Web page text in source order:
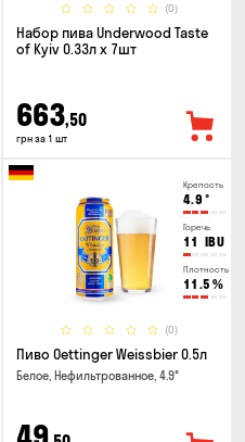
(0)
Набор пива Underwood Taste
of Kyiv 0.33л x 7шт
663,50
грн за 1 шт
Крепость
4.9 °
Горечь
11 IBU
Плотность
11.5 %
(0)
Пиво Oettinger Weissbier 0.5л
Белое, Нефильтрованное, 4.9°